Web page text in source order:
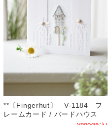
**〔Fingerhut〕 V-1184 フ
レームカード / バードハウス